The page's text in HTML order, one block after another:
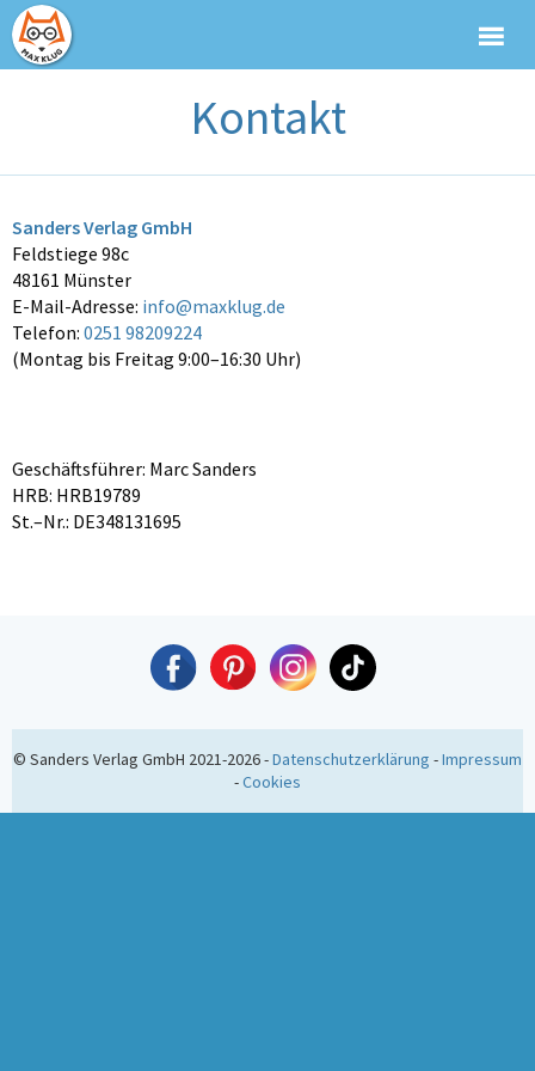
Kontakt
Sanders Verlag GmbH
Feldstiege 98c
48161 Münster
E-Mail-Adresse: info@maxklug.de
Telefon: 0251 98209224
(Montag bis Freitag 9:00–16:30 Uhr)
Geschäftsführer: Marc Sanders
HRB: HRB19789
St.–Nr.: DE348131695
© Sanders Verlag GmbH 2021-2026 -Datenschutzerklärung -Impressum
-Cookies